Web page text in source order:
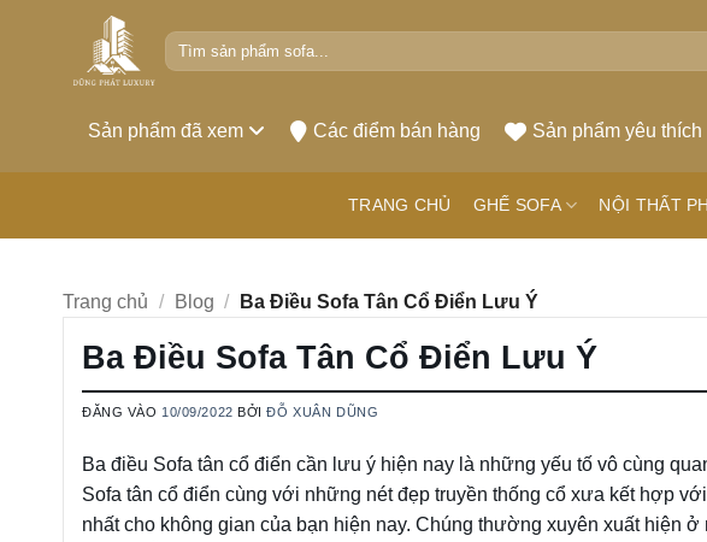
Tìm
kiếm:
Sản phẩm đã xem Các điểm bán hàng Sản phẩm yêu thích
TRANG CHỦ GHẾ SOFA NỘI THẤT
Trang chủ / Blog / Ba Điều Sofa Tân Cổ Điển Lưu Ý
Ba Điều Sofa Tân Cổ Điển Lưu Ý
ĐĂNG VÀO 10/09/2022 BỞIĐỖ XUÂN DŨNG
Ba điều Sofa tân cổ điển cần lưu ý hiện nay là những yếu tố vô cùng
Sofa tân cổ điển cùng với những nét đẹp truyền thống cổ xưa kết hợp
nhất cho không gian của bạn hiện nay. Chúng thường xuyên xuất hiện